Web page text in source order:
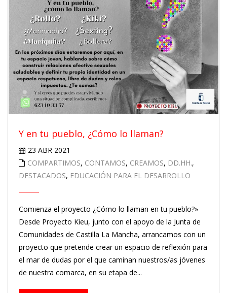
Y en tu pueblo, ¿Cómo lo llaman?
23 ABR 2021
COMPARTIMOS, CONTAMOS, CREAMOS, DD.HH.,
DESTACADOS, EDUCACIÓN PARA EL DESARROLLO
Comienza el proyecto ¿Cómo lo llaman en tu pueblo?»
Desde Proyecto Kieu, junto con el apoyo de la Junta de
Comunidades de Castilla La Mancha, arrancamos con un
proyecto que pretende crear un espacio de reflexión para
el mar de dudas por el que caminan nuestros/as jóvenes
de nuestra comarca, en su etapa de...